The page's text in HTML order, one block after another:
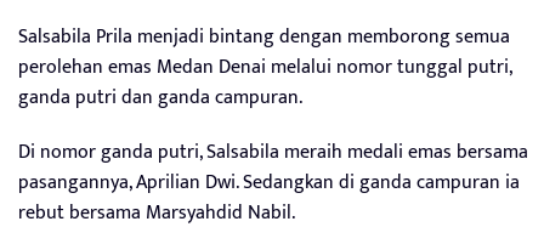
Salsabila Prila menjadi bintang dengan memborong semua
perolehan emas Medan Denai melalui nomor tunggal putri,
ganda putri dan ganda campuran.
Di nomor ganda putri, Salsabila meraih medali emas bersama
pasangannya, Aprilian Dwi. Sedangkan di ganda campuran ia
rebut bersama Marsyahdid Nabil.